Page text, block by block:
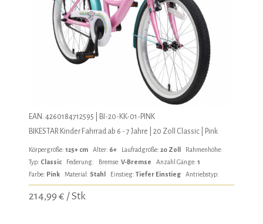
EAN: 4260184712595 | BI-20-KK-01-PINK
BIKESTAR Kinder Fahrrad ab 6 - 7 Jahre | 20 Zoll Classic | Pink
Körpergröße: 125+ cm Alter: 6+ Laufradgröße: 20 Zoll
Rahmenhöhe:
Typ: Classic Federung: Bremse: V-Bremse Anzahl Gänge: 1
Farbe: Pink Material: Stahl Einstieg: Tiefer Einstieg Antriebstyp:
214,99 € / Stk